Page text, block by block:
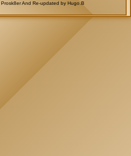
Prosk8erAnd Re-updated by Hugo.B